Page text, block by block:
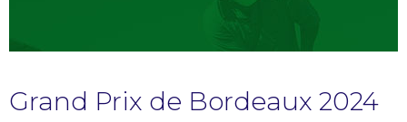
Grand Prix de Bordeaux 2024